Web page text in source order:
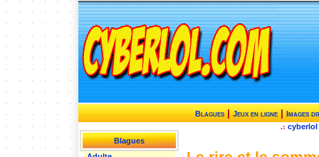
Blagues | Jeux en ligne | Images
Blagues
.: cyberlol